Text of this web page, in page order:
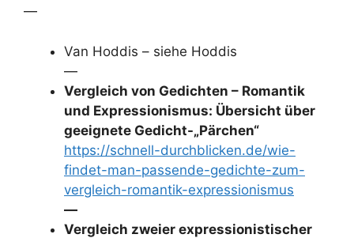
—
Van Hoddis – siehe Hoddis
—
Vergleich von Gedichten – Romantik
und Expressionismus: Übersicht über
geeignete Gedicht-„Pärchen“
https://schnell-durchblicken.de/wie-
findet-man-passende-gedichte-zum-
vergleich-romantik-expressionismus
—
Vergleich zweier expressionistischer